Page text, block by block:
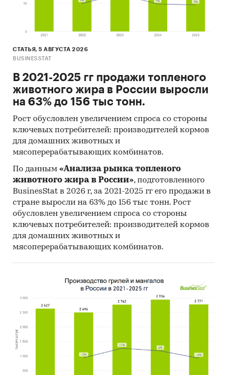
СТАТЬЯ, 5 АВГУСТА 2026
BUSINESSTAT
В 2021-2025 гг продажи топленого
животного жира в России выросли
на 63% до 156 тыс тонн.
Рост обусловлен увеличением спроса со стороны
ключевых потребителей: производителей кормов
для домашних животных и
мясоперерабатывающих комбинатов.
По данным «Анализа рынка топленого
животного жира в России», подготовленного
BusinesStat в 2026 г, за 2021-2025 гг его продажи в
стране выросли на 63% до 156 тыс тонн. Рост
обусловлен увеличением спроса со стороны
ключевых потребителей: производителей кормов
для домашних животных и
мясоперерабатывающих комбинатов.